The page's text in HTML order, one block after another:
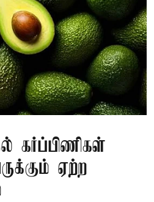
கர்ப்பிணிகள்
ஏற்ற